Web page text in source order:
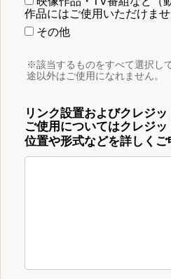
作品にはご使用いただけませ
その他
※該当するものをすべて選択し
途以外はご使用になれません。
リンク設置およびクレジ
ご使用についてはクレジ
位置や形式などを詳しく